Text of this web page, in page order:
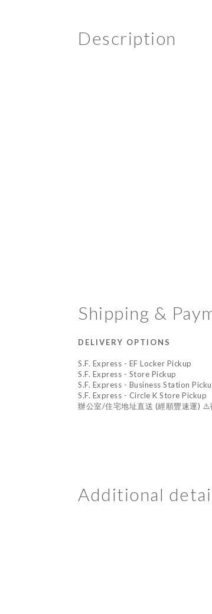
Description
Shipping &
DELIVERY OPTIONS
S.F. Express - EF Locker Pickup
S.F. Express - Store Pickup
S.F. Express - Business Station
S.F. Express - Circle K Store Pickup
辦公室/住宅地址直送 (經順豐速運) ⚠️
Additional